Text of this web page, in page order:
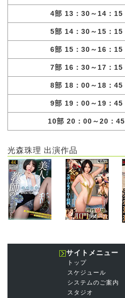
4部 13：30～14：15
5部 14：30～15：15
6部 15：30～16：15
7部 16：30～17：15
8部 18：00～18：45
9部 19：00～19：45
10部 20：00～20：45
光森珠理 出演作品
サイトメニュー
トップ
スケジュール
システムのご案内
スタジオ